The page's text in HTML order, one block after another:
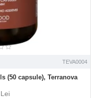
TEVA0004
(50 capsule), Terranova